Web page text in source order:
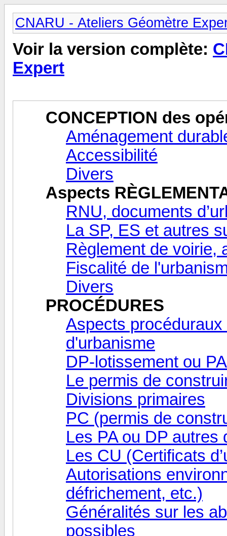
CNARU - Ateliers Géomètre
Voir la version complète:
Expert
CONCEPTION des
Aménagement
Accessibilité
Divers
Aspects
RNU, documents
La SP, ES et autres
Règlement de voirie,
Fiscalité de
Divers
PROCÉDURES
Aspects
d'urbanisme
DP-lotissement ou
Le permis de
Divisions primaires
PC (permis de
Les PA ou DP autres
Les CU (Certificats
Autorisations
défrichement, etc.)
Généralités sur les
possibles